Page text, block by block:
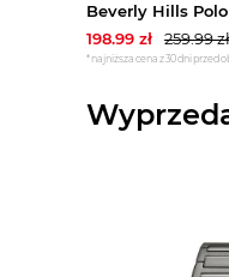
198.99 zł 259.99
*najniższa cena z 30 dni przed